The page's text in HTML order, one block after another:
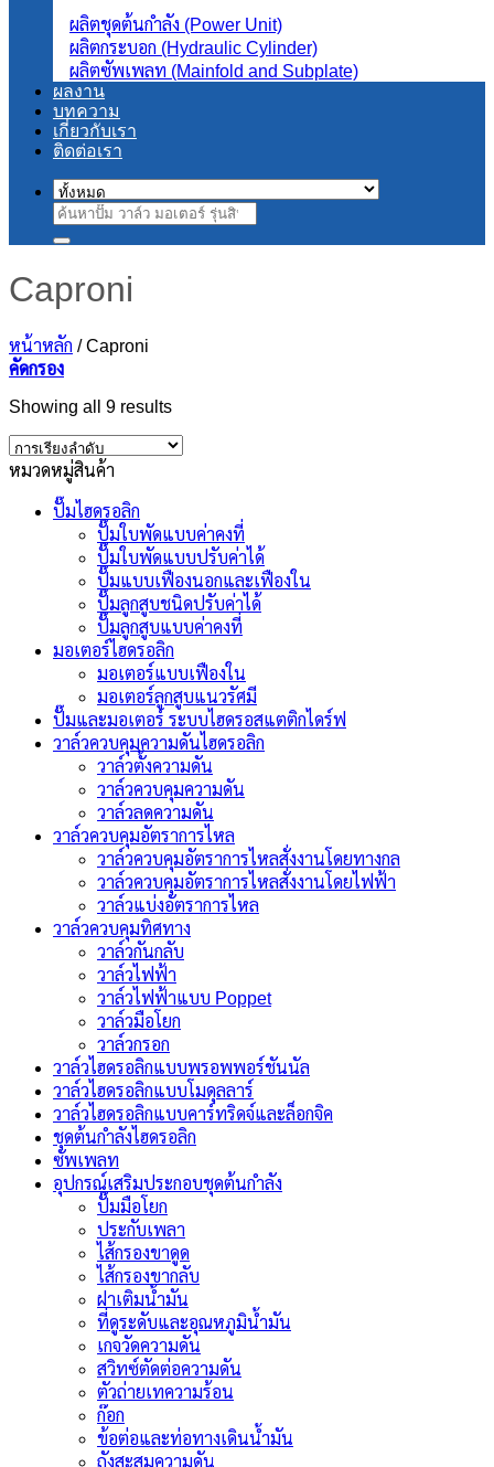
ผลิตชุดต้นกำลัง (Power Unit)
ผลิตกระบอก (Hydraulic Cylinder)
ผลิตซัพเพลท (Mainfold and Subplate)
ผลงาน
บทความ
เกี่ยวกับเรา
ติดต่อเรา
ค้นหา:
Caproni
หน้าหลัก /Caproni
คัดกรอง
Showing all 9 results
หมวดหมู่สินค้า
ปั๊มไฮดรอลิก
ปั๊มใบพัดแบบค่าคงที่
ปั๊มใบพัดแบบปรับค่าได้
ปั๊มแบบเฟืองนอกและเฟืองใน
ปั๊มลูกสูบชนิดปรับค่าได้
ปั๊มลูกสูบแบบค่าคงที่
มอเตอร์ไฮดรอลิก
มอเตอร์แบบเฟืองใน
มอเตอร์ลูกสูบแนวรัศมี
ปั๊มและมอเตอร์ ระบบไฮดรอสแตติกไดร์ฟ
วาล์วควบคุมความดันไฮดรอลิก
วาล์วตั้งความดัน
วาล์วควบคุมความดัน
วาล์วลดความดัน
วาล์วควบคุมอัตราการไหล
วาล์วควบคุมอัตราการไหลสั่งงานโดยทางกล
วาล์วควบคุมอัตราการไหลสั่งงานโดยไฟฟ้า
วาล์วแบ่งอัตราการไหล
วาล์วควบคุมทิศทาง
วาล์วกันกลับ
วาล์วไฟฟ้า
วาล์วไฟฟ้าแบบ Poppet
วาล์วมือโยก
วาล์วกรอก
วาล์วไฮดรอลิกแบบพรอพพอร์ชันนัล
วาล์วไฮดรอลิกแบบโมดุลลาร์
วาล์วไฮดรอลิกแบบคาร์ทริดจ์และล็อกจิค
ชุดต้นกำลังไฮดรอลิก
ซัพเพลท
อุปกรณ์เสริมประกอบชุดต้นกำลัง
ปั๊มมือโยก
ประกับเพลา
ไส้กรองขาดูด
ไส้กรองขากลับ
ฝาเติมน้ำมัน
ที่ดูระดับและอุณหภูมิน้ำมัน
เกจวัดความดัน
สวิทซ์ตัดต่อความดัน
ตัวถ่ายเทความร้อน
ก๊อก
ข้อต่อและท่อทางเดินน้ำมัน
ถังสะสมความดัน